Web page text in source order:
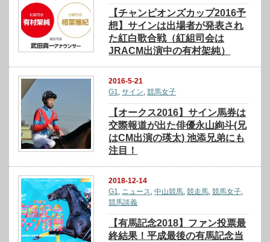
【チャンピオンズカップ2016予
想】サインは出場者が発表され
た紅白歌合戦（紅組司会は
JRACM出演中の有村架純）
2016-5-21
G1,サイン,競馬女子
【オークス2016】サイン馬券は
交際報道が出た俳優永山絢斗(兄
はCM出演の瑛太) 池添兄弟にも
注目！
2018-12-14
G1, ニュース,中山競馬,競走馬,競馬女子,
競馬談義
【有馬記念2018】ファン投票最
終結果！平成最後の有馬記念当